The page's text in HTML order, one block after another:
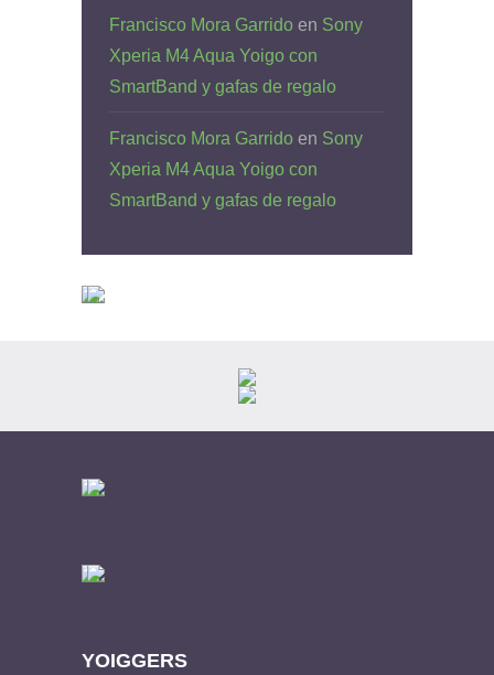
Francisco Mora Garrido en Sony
Xperia M4 Aqua Yoigo con
SmartBand y gafas de regalo
Francisco Mora Garrido en Sony
Xperia M4 Aqua Yoigo con
SmartBand y gafas de regalo
YOIGGERS